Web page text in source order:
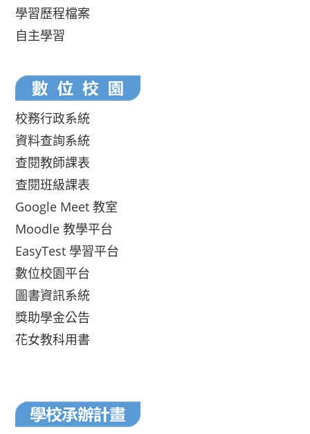
學習歷程檔案
自主學習
校務行政系統
資料查詢系統
查閱教師課表
查閱班級課表
Google Meet 教室
Moodle 教學平台
EasyTest 學習平台
數位校園平台
圖書資訊系統
獎助學金公告
花女教科用書